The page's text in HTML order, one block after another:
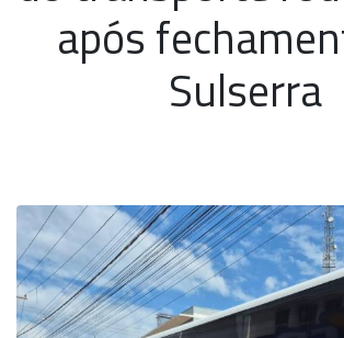
após
Sulserra